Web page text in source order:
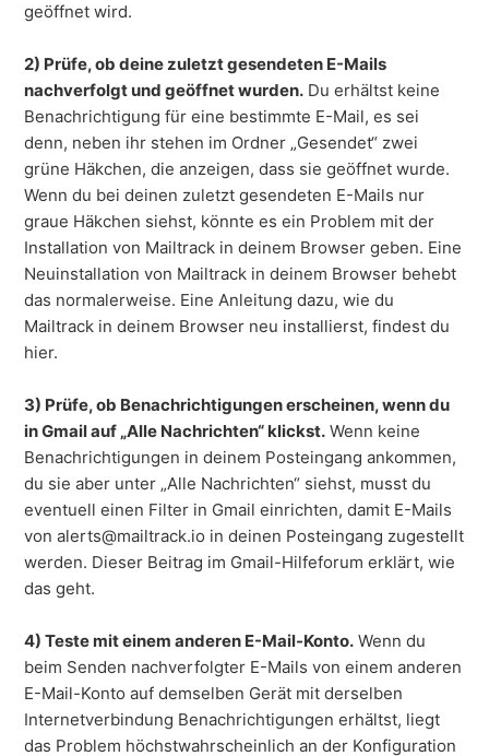
geöffnet wird.
2) Prüfe, ob deine zuletzt gesendeten E-Mails
nachverfolgt und geöffnet wurden. Du erhältst keine
Benachrichtigung für eine bestimmte E-Mail, es sei
denn, neben ihr stehen im Ordner „Gesendet“ zwei
grüne Häkchen, die anzeigen, dass sie geöffnet wurde.
Wenn du bei deinen zuletzt gesendeten E-Mails nur
graue Häkchen siehst, könnte es ein Problem mit der
Installation von Mailtrack in deinem Browser geben. Eine
Neuinstallation von Mailtrack in deinem Browser behebt
das normalerweise. Eine Anleitung dazu, wie du
Mailtrack in deinem Browser neu installierst, findest du
hier.
3) Prüfe, ob Benachrichtigungen erscheinen, wenn du
in Gmail auf „Alle Nachrichten“ klickst. Wenn keine
Benachrichtigungen in deinem Posteingang ankommen,
du sie aber unter „Alle Nachrichten“ siehst, musst du
eventuell einen Filter in Gmail einrichten, damit E-Mails
von alerts@mailtrack.io in deinen Posteingang zugestellt
werden. Dieser Beitrag im Gmail-Hilfeforum erklärt, wie
das geht.
4) Teste mit einem anderen E-Mail-Konto. Wenn du
beim Senden nachverfolgter E-Mails von einem anderen
E-Mail-Konto auf demselben Gerät mit derselben
Internetverbindung Benachrichtigungen erhältst, liegt
das Problem höchstwahrscheinlich an der Konfiguration